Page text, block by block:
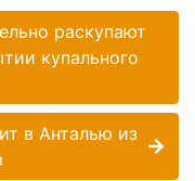
раскупают
купального
в Анталью из